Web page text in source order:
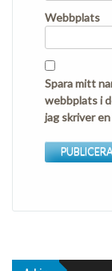
Webbplats
Spara mitt
webbplats i
jag skriver